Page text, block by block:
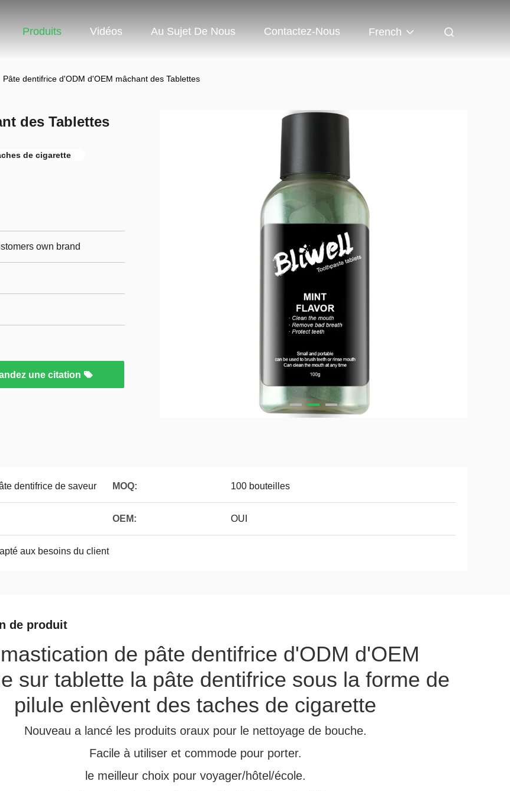
Produits Vidéos Au Sujet De Nous Contactez-Nous French
Pâte dentifrice d'ODM d'OEM mâchant des Tablettes
des Tablettes
de cigarette
own brand
une citation
dentifrice de saveur MOQ: 100 bouteilles
OEM: OUI
aux besoins du client
de produit
de pâte dentifrice d'ODM d'OEM
sur tablette la pâte dentifrice sous la forme de
pilule enlèvent des taches de cigarette
Nouveau a lancé les produits oraux pour le nettoyage de bouche.
Facile à utiliser et commode pour porter.
le meilleur choix pour voyager/hôtel/école.